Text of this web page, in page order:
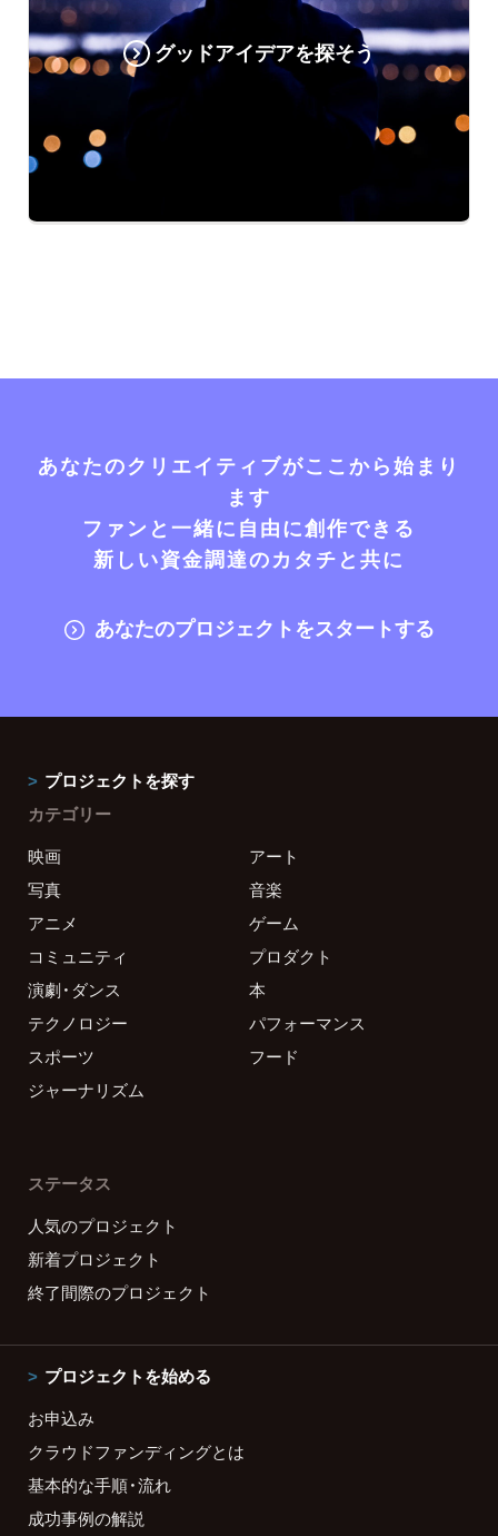
グッドアイデアを探そう
あなたのクリエイティブがここから始まり
ます
ファンと一緒に自由に創作できる
新しい資金調達のカタチと共に
あなたのプロジェクトをスタートする
プロジェクトを探す
カテゴリー
映画
アート
写真
音楽
アニメ
ゲーム
コミュニティ
プロダクト
演劇・ダンス
本
テクノロジー
パフォーマンス
スポーツ
フード
ジャーナリズム
ステータス
人気のプロジェクト
新着プロジェクト
終了間際のプロジェクト
プロジェクトを始める
お申込み
クラウドファンディングとは
基本的な手順・流れ
成功事例の解説